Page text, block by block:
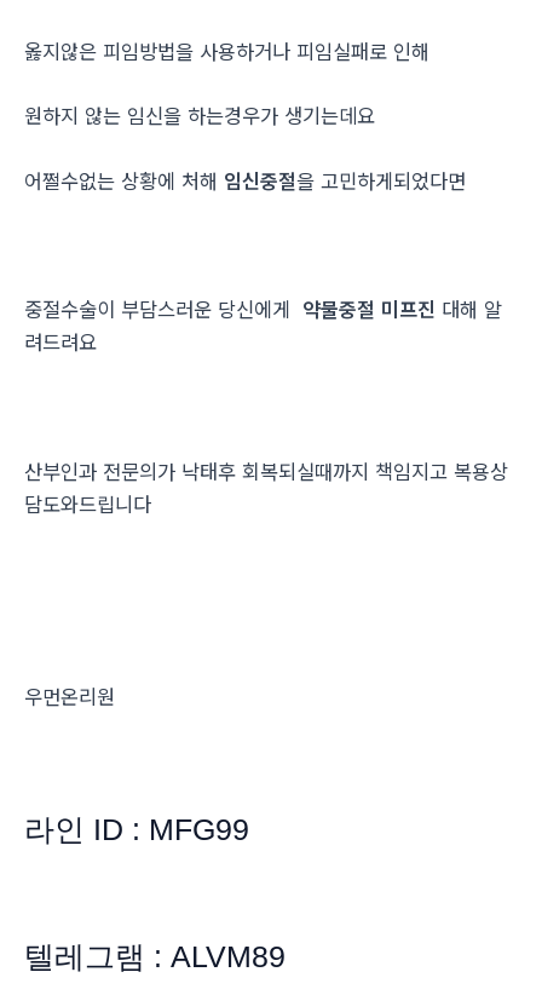
옳지않은 피임방법을 사용하거나 피임실패로 인해
원하지 않는 임신을 하는경우가 생기는데요
어쩔수없는 상황에 처해 임신중절을 고민하게되었다면
중절수술이 부담스러운 당신에게 약물중절 미프진 대해 알
려드려요
산부인과 전문의가 낙태후 회복되실때까지 책임지고 복용상
담도와드립니다
우먼온리원
라인 ID : MFG99
텔레그램 : ALVM89